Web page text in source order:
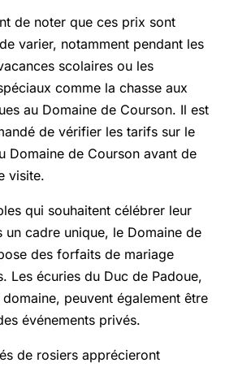
de noter que ces prix sont
varier, notamment pendant les
scolaires ou les
comme la chasse aux
au Domaine de Courson. Il est
de vérifier les tarifs sur le
Domaine de Courson avant de
visite.
qui souhaitent célébrer leur
un cadre unique, le Domaine de
des forfaits de mariage
Les écuries du Duc de Padoue,
domaine, peuvent également être
événements privés.
de rosiers apprécieront